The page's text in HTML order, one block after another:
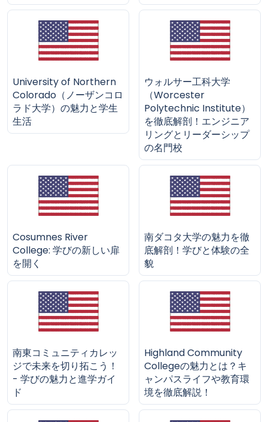
University of Northern
Colorado（ノーザンコロ
ラド大学）の魅力と学生
生活
ウォルサー工科大学
（Worcester
Polytechnic Institute）
を徹底解剖！エンジニア
リングとリーダーシップ
の名門校
Cosumnes River
College: 学びの新しい扉
を開く
南ダコタ大学の魅力を徹
底解剖！学びと体験の全
貌
南東コミュニティカレッ
ジで未来を切り拓こう！
- 学びの魅力と進学ガイ
ド
Highland Community
Collegeの魅力とは？キ
ャンパスライフや教育環
境を徹底解説！